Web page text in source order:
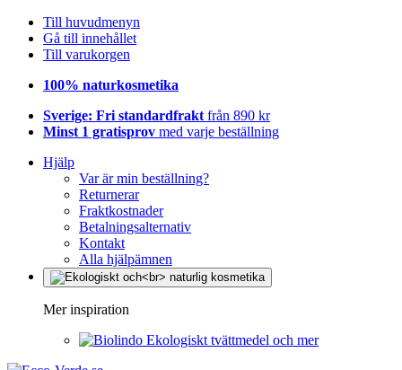
Till huvudmenyn
Gå till innehållet
Till varukorgen
100% naturkosmetika
Sverige: Fri standardfrakt från 890 kr
Minst 1 gratisprov med varje beställning
Hjälp
Var är min beställning?
Returnerar
Fraktkostnader
Betalningsalternativ
Kontakt
Alla hjälpämnen
Mer inspiration
Ekologiskt tvättmedel och mer